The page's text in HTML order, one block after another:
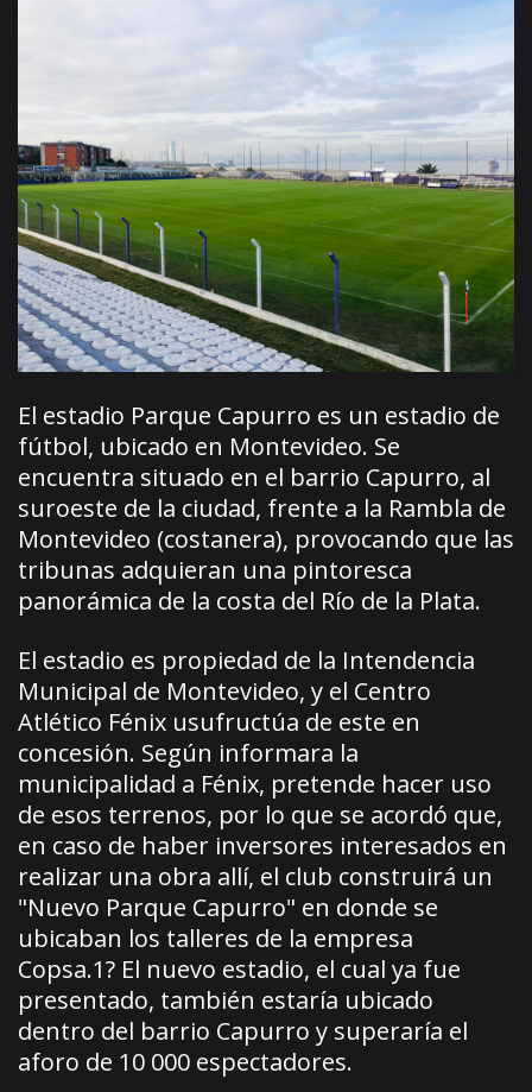
El estadio Parque Capurro es un estadio de
fútbol, ubicado en Montevideo. Se
encuentra situado en el barrio Capurro, al
suroeste de la ciudad, frente a la Rambla de
Montevideo (costanera), provocando que las
tribunas adquieran una pintoresca
panorámica de la costa del Río de la Plata.
El estadio es propiedad de la Intendencia
Municipal de Montevideo, y el Centro
Atlético Fénix usufructúa de este en
concesión. Según informara la
municipalidad a Fénix, pretende hacer uso
de esos terrenos, por lo que se acordó que,
en caso de haber inversores interesados en
realizar una obra allí, el club construirá un
"Nuevo Parque Capurro" en donde se
ubicaban los talleres de la empresa
Copsa.1? El nuevo estadio, el cual ya fue
presentado, también estaría ubicado
dentro del barrio Capurro y superaría el
aforo de 10 000 espectadores.